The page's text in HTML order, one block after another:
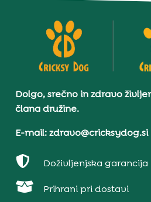
Dolgo, srečno in zdravo
člana družine.
E-mail: zdravo@cricksydog.si
 Doživljenjska garancija
 Prihrani pri dostavi